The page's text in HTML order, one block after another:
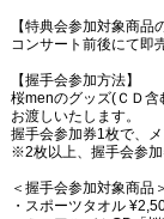
【特典会参加対象商品
コンサート前後にて即
【握手会参加方法】
桜menのグッズ(ＣＤ
お渡しいたします。
握手会参加券1枚で、
※2枚以上、握手会参加
＜握手会参加対象商品
・スポーツタオル